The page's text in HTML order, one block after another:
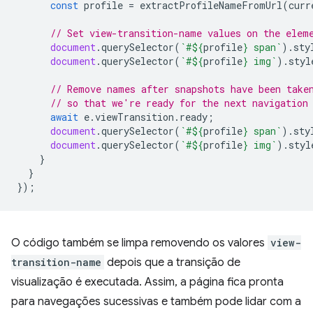
const profile = extractProfileNameFromUrl (
// Set view-transition-name values on the
document .querySelector( `#${profile} span` ).
document .querySelector( `#${profile} img` ).
// Remove names after snapshots have been
// so that we're ready for the next navigation
await e.viewTransition . ready ;
document .querySelector( `#${profile} span` ).
document .querySelector( `#${profile} img` ).
}
}
});
O código também se limpa removendo os valores view-
transition-name depois que a transição de
visualização é executada. Assim, a página fica pronta
para navegações sucessivas e também pode lidar com a